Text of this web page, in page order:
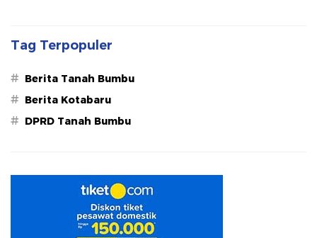
Tag Terpopuler
# Berita Tanah Bumbu
# Berita Kotabaru
# DPRD Tanah Bumbu